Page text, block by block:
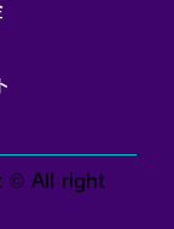
© All right